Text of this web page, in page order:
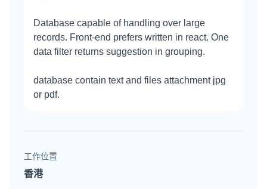
Database capable of handling over large
records. Front-end prefers written in react. One
data filter returns suggestion in grouping.
database contain text and files attachment jpg
or pdf.
工作位置
香港